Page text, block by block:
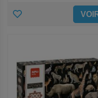
AJOUTER